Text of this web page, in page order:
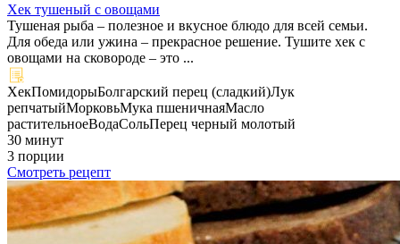
Хек тушеный с овощами
Тушеная рыба – полезное и вкусное блюдо для всей семьи.
Для обеда или ужина – прекрасное решение. Тушите хек с
овощами на сковороде – это ...
ХекПомидорыБолгарский перец (сладкий)Лук
репчатыйМорковьМука пшеничнаяМасло
растительноеВодаСольПерец черный молотый
30 минут
3 порции
Смотреть рецепт